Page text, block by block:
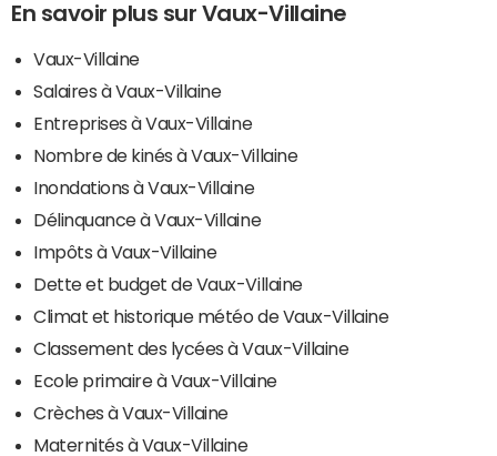
En savoir plus sur Vaux-Villaine
Vaux-Villaine
Salaires à Vaux-Villaine
Entreprises à Vaux-Villaine
Nombre de kinés à Vaux-Villaine
Inondations à Vaux-Villaine
Délinquance à Vaux-Villaine
Impôts à Vaux-Villaine
Dette et budget de Vaux-Villaine
Climat et historique météo de Vaux-Villaine
Classement des lycées à Vaux-Villaine
Ecole primaire à Vaux-Villaine
Crèches à Vaux-Villaine
Maternités à Vaux-Villaine